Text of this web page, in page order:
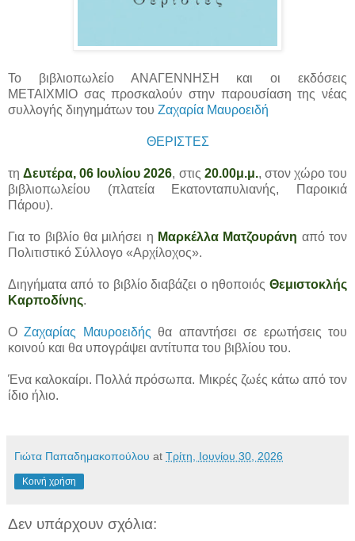
Το βιβλιοπωλείο ΑΝΑΓΕΝΝΗΣΗ και οι εκδόσεις
ΜΕΤΑΙΧΜΙΟ σας προσκαλούν στην παρουσίαση της νέας
συλλογής διηγημάτων του Ζαχαρία Μαυροειδή
ΘΕΡΙΣΤΕΣ
τηΔευτέρα, 06 Ιουλίου 2026, στις 20.00μ.μ., στον χώρο του
βιβλιοπωλείου (πλατεία Εκατονταπυλιανής, Παροικιά
Πάρου).
Για το βιβλίο θα μιλήσει η Μαρκέλλα Ματζουράνη από τον
Πολιτιστικό Σύλλογο «Αρχίλοχος».
Διηγήματα από το βιβλίο διαβάζει ο ηθοποιός Θεμιστοκλής
Καρποδίνης.
ΟΖαχαρίας Μαυροειδής θα απαντήσει σε ερωτήσεις του
κοινού και θα υπογράψει αντίτυπα του βιβλίου του.
Ένα καλοκαίρι. Πολλά πρόσωπα. Μικρές ζωές κάτω από τον
ίδιο ήλιο.
Γιώτα Παπαδημακοπούλου at Τρίτη, Ιουνίου 30, 2026
Κοινή χρήση
Δεν υπάρχουν σχόλια: